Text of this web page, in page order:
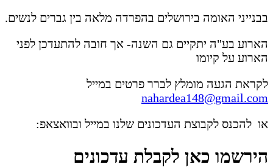
בבנייני האומה בירושלים בהפרדה מלאה בין גברים לנשים.
הארוע בע"ה יתקיים גם השנה- אך חובה להתעדכן לפני
הארוע על קיומו
לקראת הגעה מומלץ לברר פרטים במייל
nahardea148@gmail.com
או להכנס לקבוצת העדכונים שלנו במייל ובוואצאפ:
הירשמו כאן לקבלת עדכונים